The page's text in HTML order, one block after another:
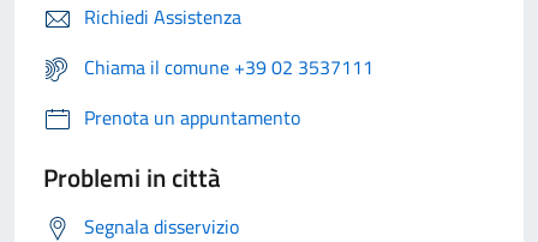
Richiedi Assistenza
Chiama il comune +39 02 3537111
Prenota un appuntamento
Problemi in città
Segnala disservizio